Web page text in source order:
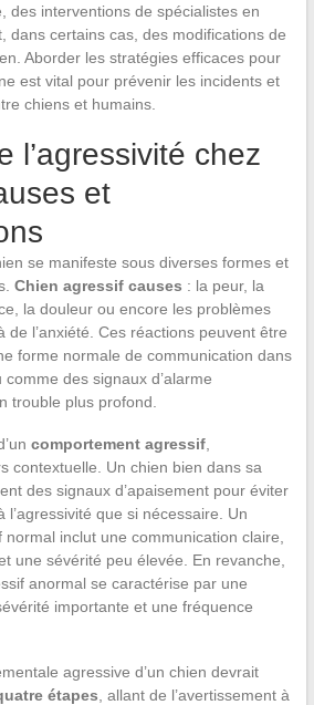
des interventions de spécialistes en
dans certains cas, des modifications de
Aborder les stratégies efficaces pour
est vital pour prévenir les incidents et
chiens et humains.
l’agressivité chez
et
se manifeste sous diverses formes et
Chien agressif causes : la peur, la
la douleur ou encore les problèmes
de l’anxiété. Ces réactions peuvent être
forme normale de communication dans
des signaux d’alarme
trouble plus profond.
comportement agressif,
contextuelle. Un chien bien dans sa
des signaux d’apaisement pour éviter
l’agressivité que si nécessaire. Un
inclut une communication claire,
une sévérité peu élevée. En revanche,
anormal se caractérise par une
importante et une fréquence
agressive d’un chien devrait
étapes , allant de l’avertissement à